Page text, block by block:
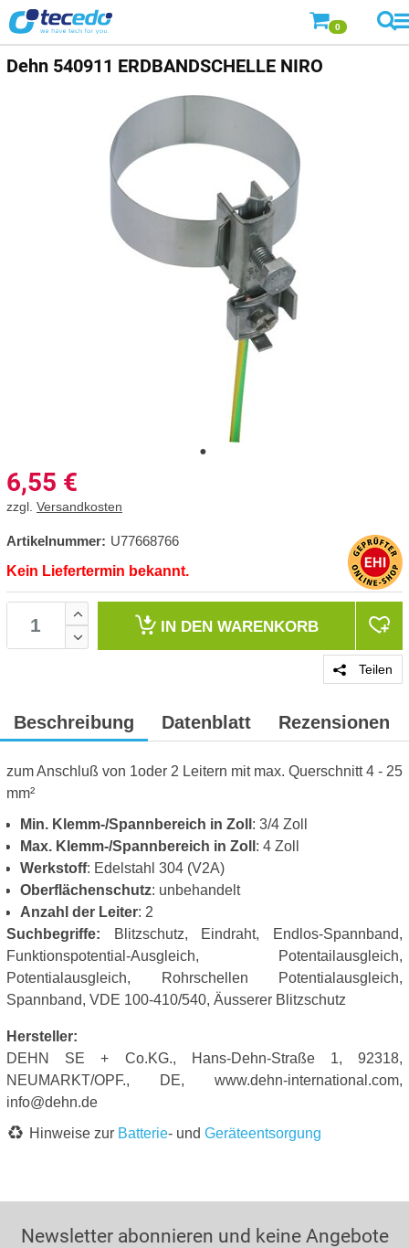
0
Dehn 540911 ERDBANDSCHELLE NIRO
6,55 €
zzgl. Versandkosten
Artikelnummer: U77668766
Kein Liefertermin bekannt.
IN DEN WARENKORB
Teilen
Beschreibung Datenblatt Rezensionen
zum Anschluß von 1oder 2 Leitern mit max. Querschnitt 4 - 25
mm²
Min. Klemm-/Spannbereich in Zoll : 3/4 Zoll
Max. Klemm-/Spannbereich in Zoll : 4 Zoll
Werkstoff: Edelstahl 304 (V2A)
Oberflächenschutz: unbehandelt
Anzahl der Leiter: 2
Suchbegriffe: Blitzschutz, Eindraht, Endlos-Spannband,
Funktionspotential-Ausgleich, Potentailausgleich,
Potentialausgleich, Rohrschellen Potentialausgleich,
Spannband, VDE 100-410/540, Äusserer Blitzschutz
Hersteller:
DEHN SE + Co.KG., Hans-Dehn-Straße 1, 92318,
NEUMARKT/OPF., DE, www.dehn-international.com,
info@dehn.de
Hinweise zur Batterie- und Geräteentsorgung
Newsletter abonnieren und keine Angebote